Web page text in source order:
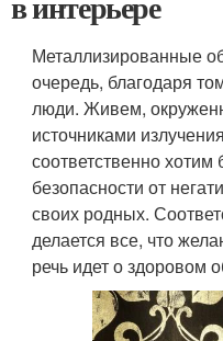
Металлизированные
очередь, благодаря
люди. Живем,
источниками
соответственно
безопасности от
своих родных.
делается все, что
речь идет о здоровом